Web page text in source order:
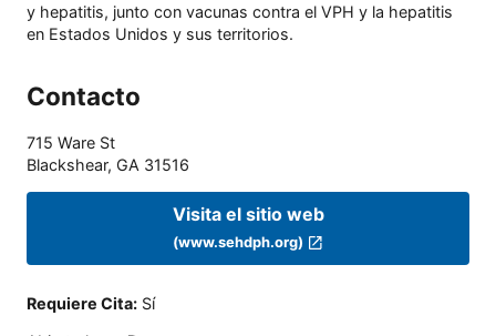
y hepatitis, junto con vacunas contra el VPH y la hepatitis
en Estados Unidos y sus territorios.
Contacto
715 Ware St
Blackshear, GA 31516
Visita el sitio web
(www.sehdph.org)
Requiere Cita: Sí